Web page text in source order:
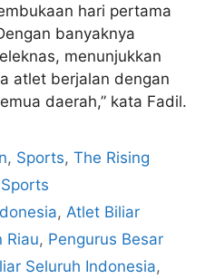
hari pertama
banyaknya
menunjukkan
atlet berjalan dengan
daerah,” kata Fadil.
, Sports,The Rising
, Atlet Biliar
Riau, Pengurus Besar
Seluruh Indonesia,